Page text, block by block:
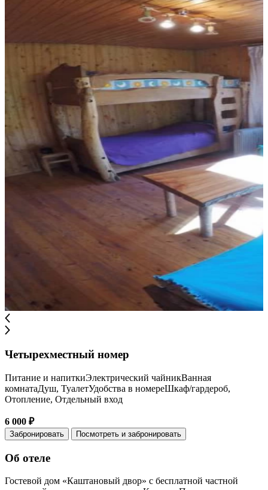
Четырехместный номер
Питание и напиткиЭлектрический чайникВанная
комнатаДуш, ТуалетУдобства в номереШкаф/гардероб,
Отопление, Отдельный вход
6 000 ₽
Забронировать Посмотреть и забронировать
Об отеле
Гостевой дом «Каштановый двор» с бесплатной частной